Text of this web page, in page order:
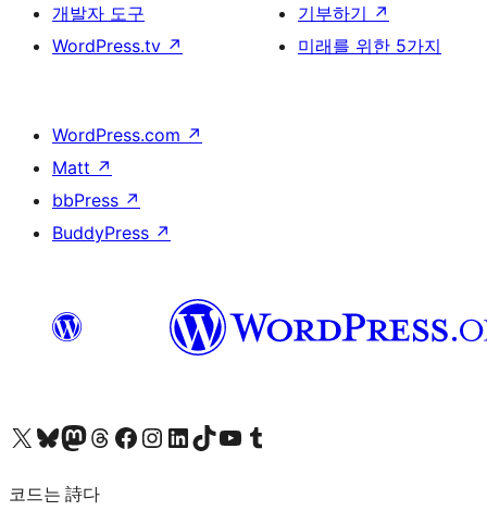
개발자 도구
WordPress.tv ↗
기부하기 ↗
미래를 위한 5가지
WordPress.com ↗
Matt ↗
bbPress ↗
BuddyPress ↗
X(이전 트위터) 계정 방문하기블루스카이 계정 방문하기마스토돈 계정 방문하기스레드 계정 방문하기 페이스북 페이지 방문하기인스타그램 계정 방문하기 LinkedIn 계정 방문하기틱톡 계정 방문하기유튜브 채널 방문하기 텀블러 계정 방문하기
코드는 詩다